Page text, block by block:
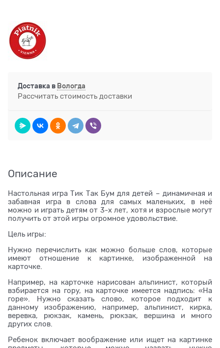
Доставка в Вологда
Рассчитать стоимость доставки
Описание
Настольная игра Тик Так Бум для детей – динамичная и
забавная игра в слова для самых маленьких, в неё
можно и играть детям от 3-х лет, хотя и взрослые могут
получить от этой игры огромное удовольствие.
Цель игры:
Нужно перечислить как можно больше слов, которые
имеют отношение к картинке, изображенной на
карточке.
Например, на карточке нарисован альпинист, который
взбирается на гору, на карточке имеется надпись: «На
горе». Нужно сказать слово, которое подходит к
данному изображению, например, альпинист, кирка,
веревка, рюкзак, камень, рюкзак, вершина и много
других слов.
Ребенок включает воображение или ищет на картинке